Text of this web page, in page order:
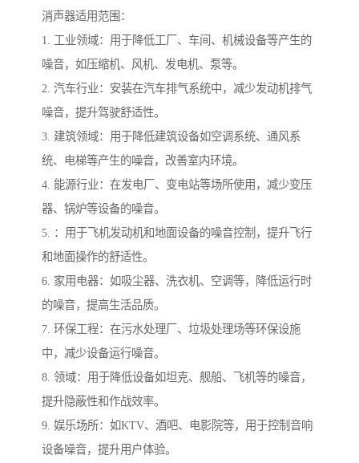
消声器适用范围：
1. 工业领域：用于降低工厂、车间、机械设备等产生的
噪音，如压缩机、风机、发电机、泵等。
2. 汽车行业：安装在汽车排气系统中，减少发动机排气
噪音，提升驾驶舒适性。
3. 建筑领域：用于降低建筑设备如空调系统、通风系
统、电梯等产生的噪音，改善室内环境。
4. 能源行业：在发电厂、变电站等场所使用，减少变压
器、锅炉等设备的噪音。
5. ：用于飞机发动机和地面设备的噪音控制，提升飞行
和地面操作的舒适性。
6. 家用电器：如吸尘器、洗衣机、空调等，降低运行时
的噪音，提高生活品质。
7. 环保工程：在污水处理厂、垃圾处理场等环保设施
中，减少设备运行噪音。
8. 领域：用于降低设备如坦克、舰船、飞机等的噪音，
提升隐蔽性和作战效率。
9. 娱乐场所：如KTV、酒吧、电影院等，用于控制音响
设备噪音，提升用户体验。